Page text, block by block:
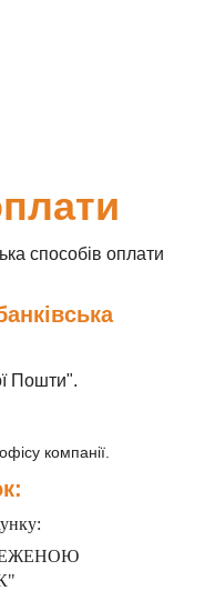
способів оплати
Пошти".
компанії.